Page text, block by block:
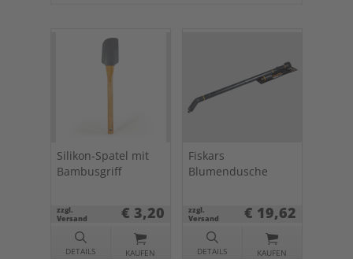
Silikon-Spatel mit
Bambusgriff
zzgl.
Versand
€ 3,20
DETAILS KAUFEN
Fiskars
Blumendusche
zzgl.
Versand
€ 19,62
DETAILS KAUFEN